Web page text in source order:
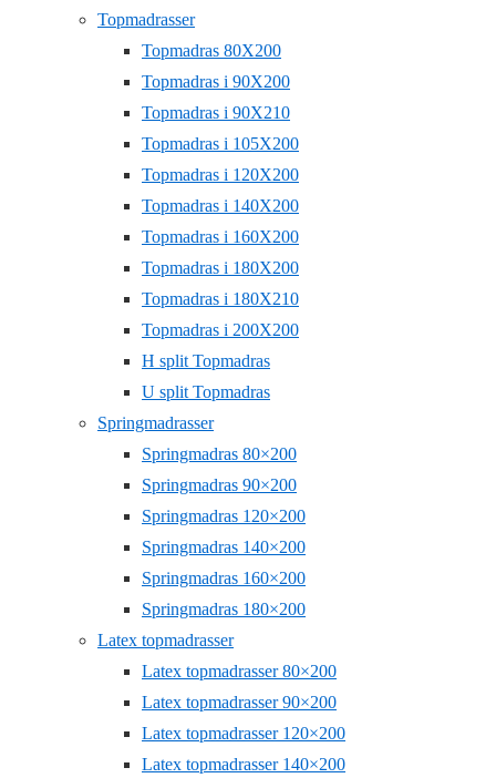
Topmadrasser
Topmadras 80X200
Topmadras i 90X200
Topmadras i 90X210
Topmadras i 105X200
Topmadras i 120X200
Topmadras i 140X200
Topmadras i 160X200
Topmadras i 180X200
Topmadras i 180X210
Topmadras i 200X200
H split Topmadras
U split Topmadras
Springmadrasser
Springmadras 80×200
Springmadras 90×200
Springmadras 120×200
Springmadras 140×200
Springmadras 160×200
Springmadras 180×200
Latex topmadrasser
Latex topmadrasser 80×200
Latex topmadrasser 90×200
Latex topmadrasser 120×200
Latex topmadrasser 140×200